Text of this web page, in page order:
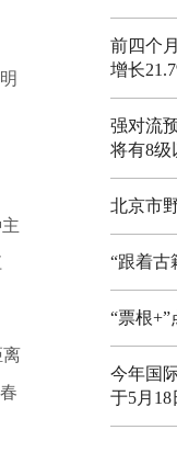
前四个
增长
强对流
将有8级
北京市
“跟着古
“票根
今年国
于5月